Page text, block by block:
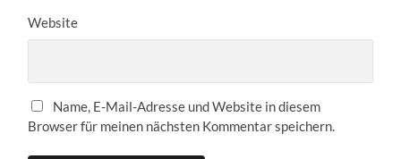
Website
Name, E-Mail-Adresse und Website in diesem
Browser für meinen nächsten Kommentar speichern.